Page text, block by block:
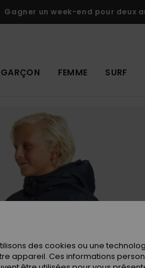
Gagner un week-end pour deux
GARÇON FEMME SURF
des cookies ou une
appareil. Ces informations